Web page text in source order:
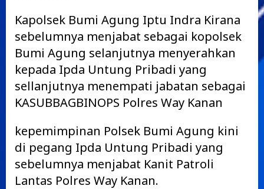
Kapolsek Bumi Agung Iptu Indra Kirana
sebelumnya menjabat sebagai kopolsek
Bumi Agung selanjutnya menyerahkan
kepada Ipda Untung Pribadi yang
sellanjutnya menempati jabatan sebagai
KASUBBAGBINOPS Polres Way Kanan
kepemimpinan Polsek Bumi Agung kini
di pegang Ipda Untung Pribadi yang
sebelumnya menjabat Kanit Patroli
Lantas Polres Way Kanan.